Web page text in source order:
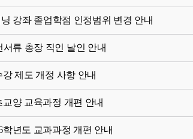
강좌 졸업학점 인정범위 변경 안내
서류 총장 직인 날인 안내
강 제도 개정 사항 안내
교양 교육과정 개편 안내
학년도 교과과정 개편 안내